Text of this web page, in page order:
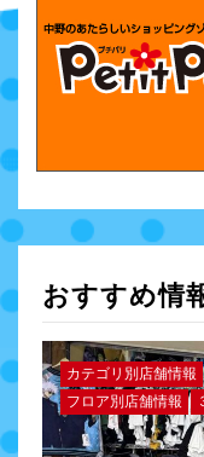
おすすめ情
カテゴリ別店舗情報
フロア別店舗情報